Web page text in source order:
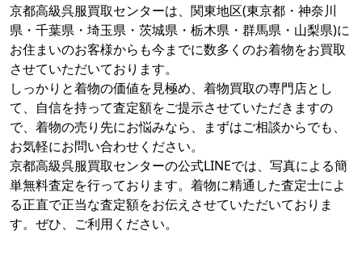
京都高級呉服買取センターは、関東地区(東京都・神奈川
県・千葉県・埼玉県・茨城県・栃木県・群馬県・山梨県)に
お住まいのお客様からも今までに数多くのお着物をお買取
させていただいております。
しっかりと着物の価値を見極め、着物買取の専門店とし
て、自信を持って査定額をご提示させていただきますの
で、着物の売り先にお悩みなら、まずはご相談からでも、
お気軽にお問い合わせください。
京都高級呉服買取センターの公式LINEでは、写真による簡
単無料査定を行っております。着物に精通した査定士によ
る正直で正当な査定額をお伝えさせていただいておりま
す。ぜひ、ご利用ください。